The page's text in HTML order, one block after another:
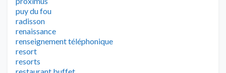
puy du fou
radisson
renaissance
renseignement téléphonique
resort
resorts